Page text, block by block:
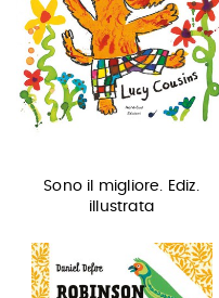
Sono il migliore. Ediz.
illustrata